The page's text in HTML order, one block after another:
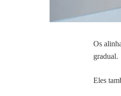
Os
gradual.
Eles